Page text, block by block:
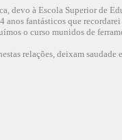
à Escola Superior de
fantásticos que
o curso munidos de
relações, deixam saudade